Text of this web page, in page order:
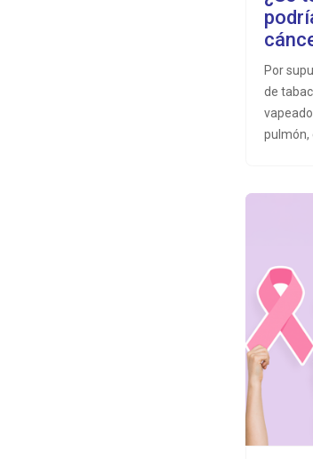
quienes
Por
de
pulmón,
Ni
más
pasiva
pulmón,
que